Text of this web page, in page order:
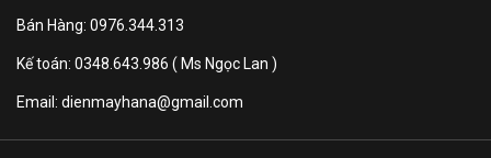
Bán Hàng: 0976.344.313
Kế toán: 0348.643.986 ( Ms Ngọc Lan )
Email: dienmayhana@gmail.com